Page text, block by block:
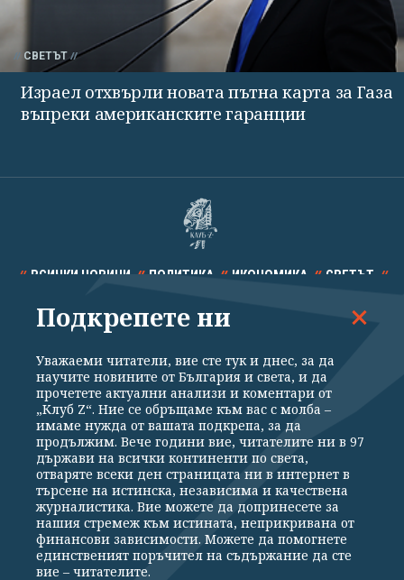
СВЕТЪТ
Израел отхвърли новата пътна карта за Газа
въпреки американските гаранции
ВСИЧКИ НОВИНИ ПОЛИТИКА ИКОНОМИКА СВЕТЪТ
СПОРТ КУЛТУРА ТЕХНОЛОГИИ КАЛЕЙДОСКОП
Общи условия
Политика за поверителност
Реклама
Партньори Контакти
За Клуб Z
Екип
Подкрепете ни
Издател на www.clubz.bg е „Клуб Зебра Медия“ ЕООД, София, ул. "Алеко
Константинов" 3. Всички права запазени 2026 „Клуб Зебра Медия“
Подкрепете ни
Уважаеми читатели, вие сте тук и днес, за да
научите новините от България и света, и да
прочетете актуални анализи и коментари от
„Клуб Z“. Ние се обръщаме към вас с молба –
имаме нужда от вашата подкрепа, за да
продължим. Вече години вие, читателите ни в 97
държави на всички континенти по света,
отваряте всеки ден страницата ни в интернет в
търсене на истинска, независима и качествена
журналистика. Вие можете да допринесете за
нашия стремеж към истината, неприкривана от
финансови зависимости. Можете да помогнете
единственият поръчител на съдържание да сте
вие – читателите.